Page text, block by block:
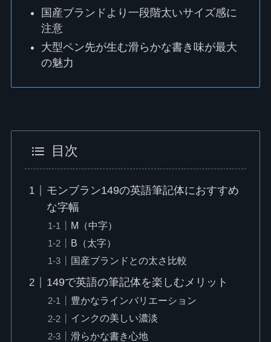
国産ブランドより一段階太いサイズ感に
注意
大型ペン先が生む滑らかな書き味が最大
の魅力
目次
モンブラン149の英語筆記体におすすめ
な字幅
M（中字）
B（太字）
国産ブランドとの太さ比較
149で英語の筆記体を楽しむメリット
豊かなラインバリエーション
インクの美しい濃淡
滑らかな書き心地